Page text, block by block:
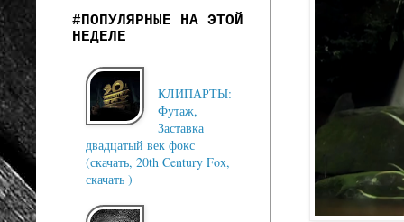
#ПОПУЛЯРНЫЕ НА ЭТОЙ
НЕДЕЛЕ
КЛИПАРТЫ:
Футаж,
Заставка
двадцатый век фокс
(скачать, 20th Century Fox,
скачать )